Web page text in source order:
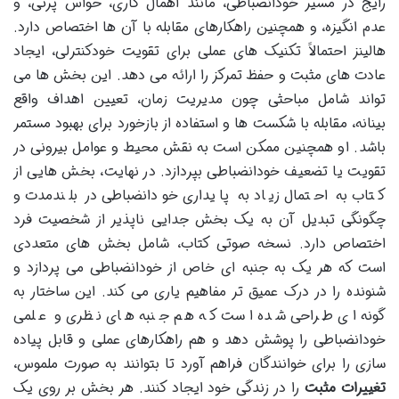
عدم انگیزه، و همچنین راهکارهای مقابله با آن ها اختصاص دارد.
هالینز احتمالاً تکنیک های عملی برای تقویت خودکنترلی، ایجاد
عادت های مثبت و حفظ تمرکز را ارائه می دهد. این بخش ها می
تواند شامل مباحثی چون مدیریت زمان، تعیین اهداف واقع
بینانه، مقابله با شکست ها و استفاده از بازخورد برای بهبود مستمر
باشد. او همچنین ممکن است به نقش محیط و عوامل بیرونی در
تقویت یا تضعیف خودانضباطی بپردازد. در نهایت، بخش هایی از
کتاب به احتمال زیاد به پایداری خودانضباطی در بلندمدت و
چگونگی تبدیل آن به یک بخش جدایی ناپذیر از شخصیت فرد
اختصاص دارد. نسخه صوتی کتاب، شامل بخش های متعددی
است که هر یک به جنبه ای خاص از خودانضباطی می پردازد و
شنونده را در درک عمیق تر مفاهیم یاری می کند. این ساختار به
گونه ای طراحی شده است که هم جنبه های نظری و علمی
خودانضباطی را پوشش دهد و هم راهکارهای عملی و قابل پیاده
سازی را برای خوانندگان فراهم آورد تا بتوانند به صورت ملموس،
تغییرات مثبترا در زندگی خود ایجاد کنند. هر بخش بر روی یک